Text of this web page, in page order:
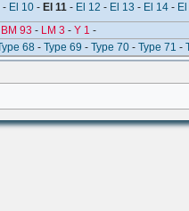
- El 10- El 11- El 12 - El 13 - El 14-
BM 93 - LM 3 - Y 1 -
68- Type 69 - Type 70- Type 71 -